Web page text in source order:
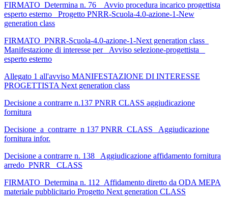
FIRMATO_Determina n. 76 _ Avvio procedura incarico progettista
esperto esterno _Progetto PNRR-Scuola-4.0-azione-1-New
generation class
FIRMATO_PNRR-Scuola-4.0-azione-1-Next generation class_
Manifestazione di interesse per _Avviso selezione-progettista _
esperto esterno
Allegato 1 all'avviso MANIFESTAZIONE DI INTERESSE
PROGETTISTA Next generation class
Decisione a contrarre n.137 PNRR CLASS aggiudicazione
fornitura
Decisione_a_contrarre_n 137 PNRR_CLASS_ Aggiudicazione
fornitura infor.
Decisione a contrarre n. 138_ Aggiudicazione affidamento fornitura
arredo_PNRR_ CLASS
FIRMATO_Determina n. 112_Affidamento diretto da ODA MEPA
materiale pubblicitario Progetto Next generation CLASS